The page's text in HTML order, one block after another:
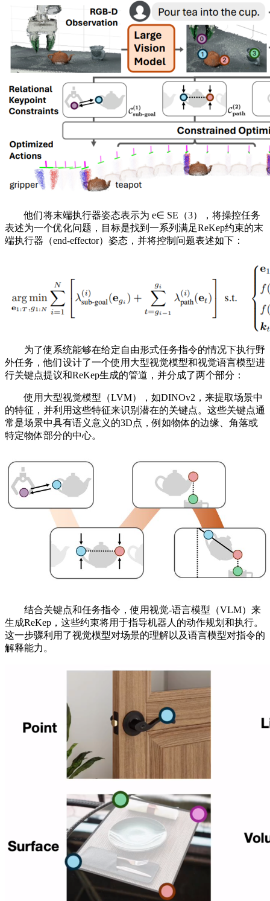
他们将末端执行器姿态表示为 e∈ SE（3），将操控任务
表述为一个优化问题，目标是找到一系列满足ReKep约束的末
端执行器（end-effector）姿态，并将控制问题表述如下：
为了使系统能够在给定自由形式任务指令的情况下执行野
外任务，他们设计了一个使用大型视觉模型和视觉语言模型进
行关键点提议和ReKep生成的管道，并分成了两个部分：
使用大型视觉模型（LVM），如DINOv2，来提取场景中
的特征，并利用这些特征来识别潜在的关键点。这些关键点通
常是场景中具有语义意义的3D点，例如物体的边缘、角落或
特定物体部分的中心。
结合关键点和任务指令，使用视觉-语言模型（VLM）来
生成ReKep，这些约束将用于指导机器人的动作规划和执行。
这一步骤利用了视觉模型对场景的理解以及语言模型对指令的
解释能力。